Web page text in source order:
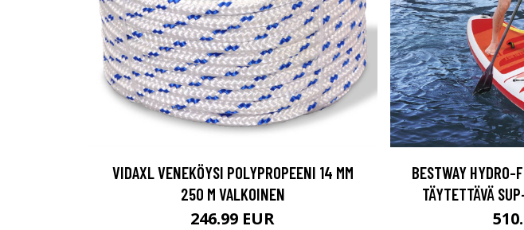
VIDAXL VENEKÖYSI POLYPROPEENI 14 MM
250 M VALKOINEN
246.99 EUR
BESTWAY HYDRO-
TÄYTETTÄVÄ